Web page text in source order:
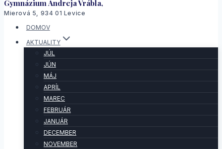
Gymnázium Andreja Vrábla,
Mierová 5, 934 01 Levice
DOMOV
AKTUALITY
JÚL
JÚN
MÁJ
APRÍL
MAREC
FEBRUÁR
JANUÁR
DECEMBER
NOVEMBER